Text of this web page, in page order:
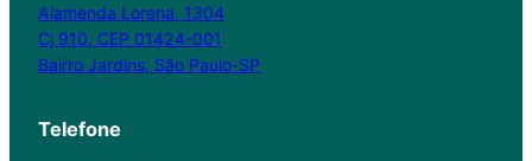
Alamenda Lorena, 1304
Cj 910, CEP 01424-001
Bairro Jardins, São Paulo-SP
Telefone